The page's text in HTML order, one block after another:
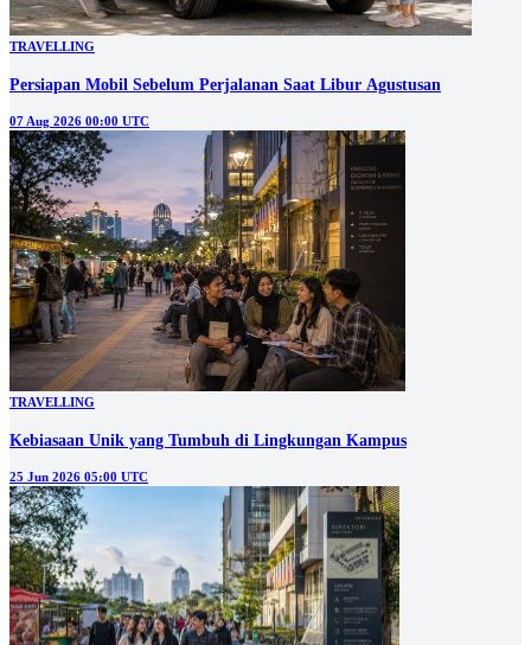
TRAVELLING
Persiapan Mobil Sebelum Perjalanan Saat Libur Agustusan
07 Aug 2026 00:00 UTC
TRAVELLING
Kebiasaan Unik yang Tumbuh di Lingkungan Kampus
25 Jun 2026 05:00 UTC